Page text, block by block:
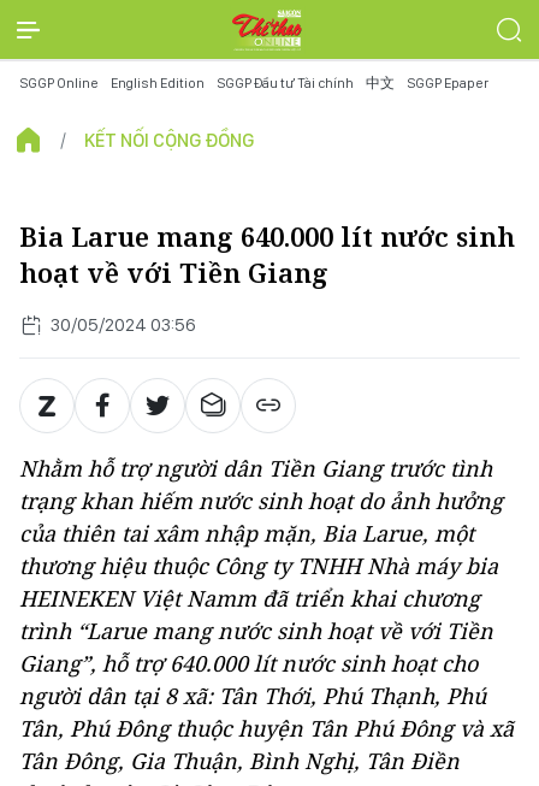
SGGP Online English Edition SGGP Đầu tư Tài chính 中文 SGGP Epaper
KẾT NỐI CỘNG ĐỒNG
Bia Larue mang 640.000 lít nước sinh
hoạt về với Tiền Giang
30/05/2024 03:56
Nhằm hỗ trợ người dân Tiền Giang trước tình
trạng khan hiếm nước sinh hoạt do ảnh hưởng
của thiên tai xâm nhập mặn, Bia Larue, một
thương hiệu thuộc Công ty TNHH Nhà máy bia
HEINEKEN Việt Namm đã triển khai chương
trình “Larue mang nước sinh hoạt về với Tiền
Giang”, hỗ trợ 640.000 lít nước sinh hoạt cho
người dân tại 8 xã: Tân Thới, Phú Thạnh, Phú
Tân, Phú Đông thuộc huyện Tân Phú Đông và xã
Tân Đông, Gia Thuận, Bình Nghị, Tân Điền